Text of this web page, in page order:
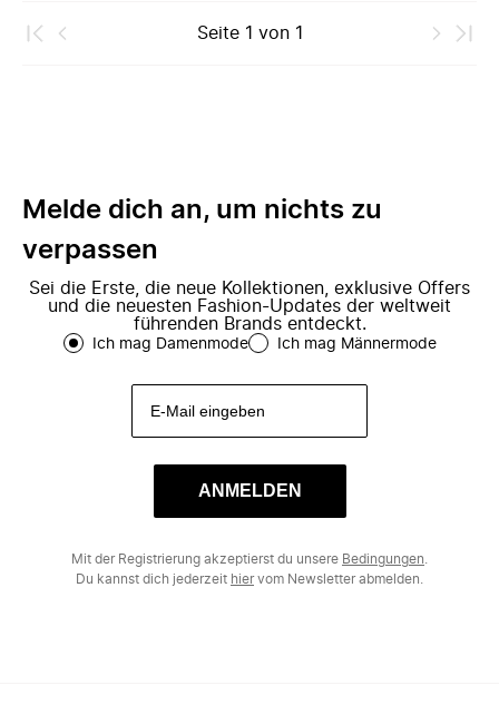
Seite 1 von 1
Melde dich an, um nichts zu
verpassen
Sei die Erste, die neue Kollektionen, exklusive Offers
und die neuesten Fashion-Updates der weltweit
führenden Brands entdeckt.
Ich mag Damenmode Ich mag Männermode
ANMELDEN
Mit der Registrierung akzeptierst du unsere Bedingungen
Du kannst dich jederzeit hiervom Newsletter abmelden.